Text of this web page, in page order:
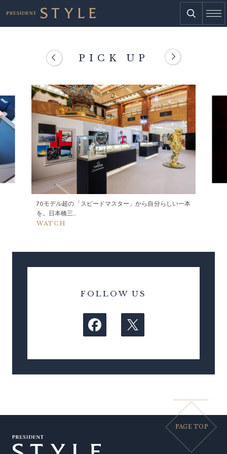
PICK UP
70モデル超の「スピードマスター」から自分らしい一本
を。日本橋三...
WATCH
FOLLOW US
PAGE TOP